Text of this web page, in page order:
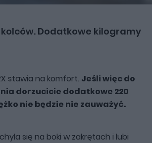
Dodatkowe kilogramy
stawia na komfort. Jeśli więc do
dorzucicie dodatkowe 220
nie będzie nie zauważyć.
się na boki w zakrętach i lubi